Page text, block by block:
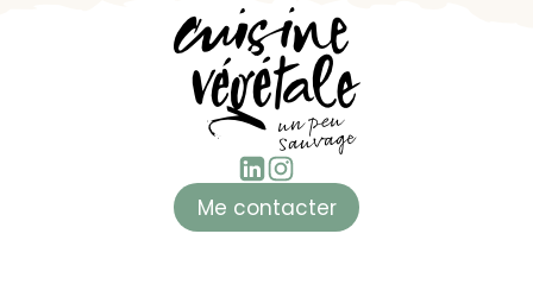
Me contacter